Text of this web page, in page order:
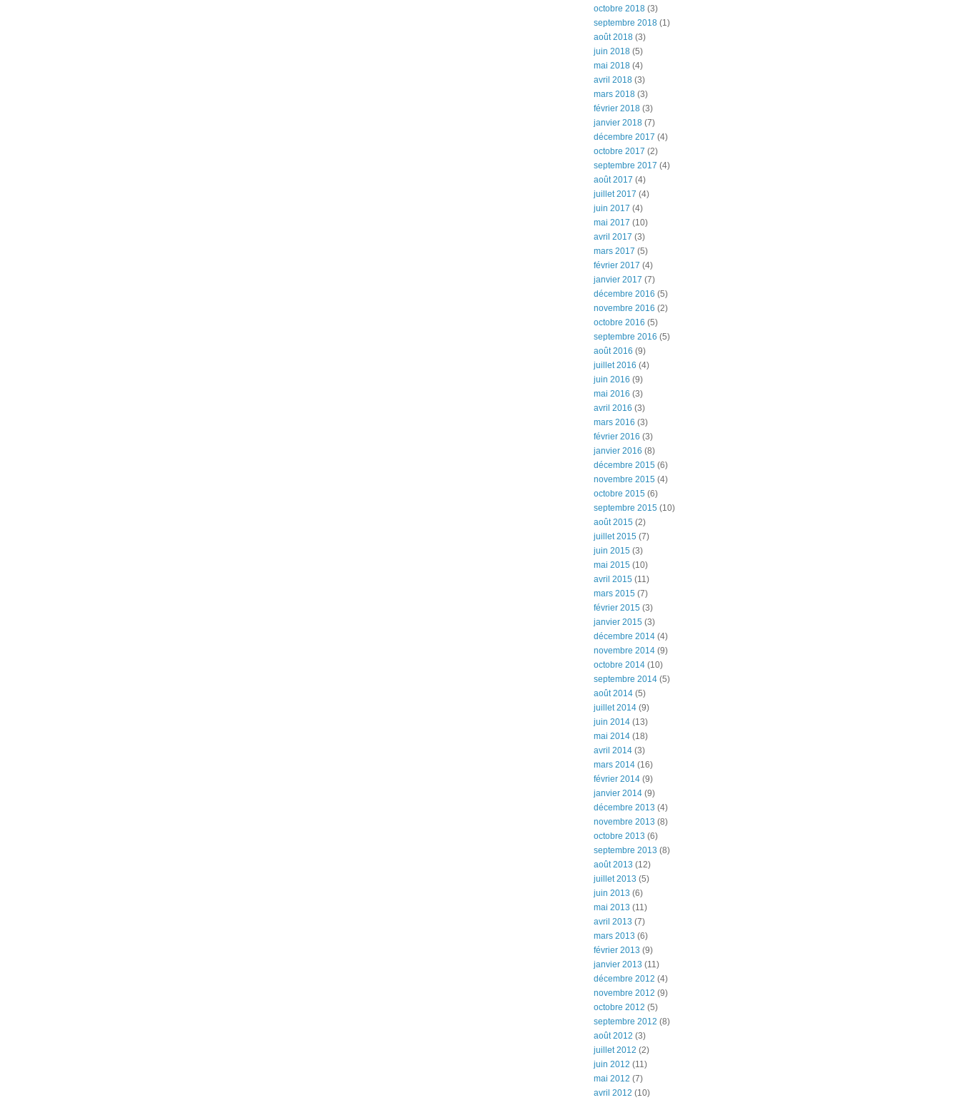
octobre 2018 (3)
septembre 2018 (1)
août 2018 (3)
juin 2018 (5)
mai 2018 (4)
avril 2018 (3)
mars 2018 (3)
février 2018 (3)
janvier 2018 (7)
décembre 2017 (4)
octobre 2017 (2)
septembre 2017 (4)
août 2017 (4)
juillet 2017 (4)
juin 2017 (4)
mai 2017 (10)
avril 2017 (3)
mars 2017 (5)
février 2017 (4)
janvier 2017 (7)
décembre 2016 (5)
novembre 2016 (2)
octobre 2016 (5)
septembre 2016 (5)
août 2016 (9)
juillet 2016 (4)
juin 2016 (9)
mai 2016 (3)
avril 2016 (3)
mars 2016 (3)
février 2016 (3)
janvier 2016 (8)
décembre 2015 (6)
novembre 2015 (4)
octobre 2015 (6)
septembre 2015 (10)
août 2015 (2)
juillet 2015 (7)
juin 2015 (3)
mai 2015 (10)
avril 2015 (11)
mars 2015 (7)
février 2015 (3)
janvier 2015 (3)
décembre 2014 (4)
novembre 2014 (9)
octobre 2014 (10)
septembre 2014 (5)
août 2014 (5)
juillet 2014 (9)
juin 2014 (13)
mai 2014 (18)
avril 2014 (3)
mars 2014 (16)
février 2014 (9)
janvier 2014 (9)
décembre 2013 (4)
novembre 2013 (8)
octobre 2013 (6)
septembre 2013 (8)
août 2013 (12)
juillet 2013 (5)
juin 2013 (6)
mai 2013 (11)
avril 2013 (7)
mars 2013 (6)
février 2013 (9)
janvier 2013 (11)
décembre 2012 (4)
novembre 2012 (9)
octobre 2012 (5)
septembre 2012 (8)
août 2012 (3)
juillet 2012 (2)
juin 2012 (11)
mai 2012 (7)
avril 2012 (10)